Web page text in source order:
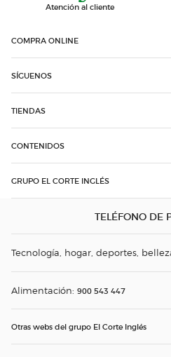
Atención al cliente
COMPRA ONLINE
SÍGUENOS
TIENDAS
CONTENIDOS
GRUPO EL CORTE INGLÉS
TELÉFONO DE
Tecnología, hogar, deportes,
Alimentación: 900 543 447
Otras webs del grupo El Corte Inglés